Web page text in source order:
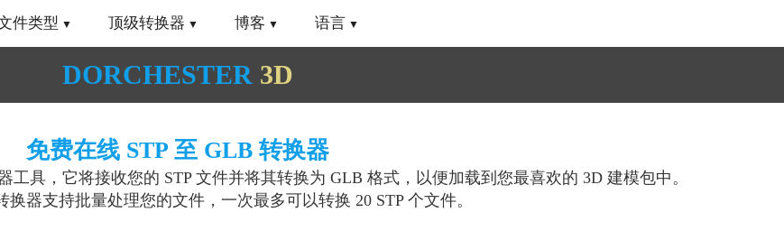
件类型 顶级转换器 博客 语言
DORCHESTER 3D
免费在线 STP 至 GLB 转换器
工具，它将接收您的 STP 文件并将其转换为 GLB 格式，以便加载到您最喜欢的 3D 建模包中。
换器支持批量处理您的文件，一次最多可以转换 20 STP 个文件。